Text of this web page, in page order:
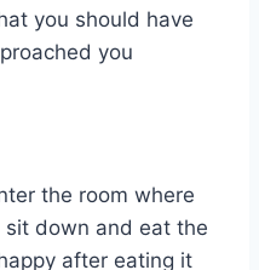
you should have
you
the room where
down and eat the
after eating it